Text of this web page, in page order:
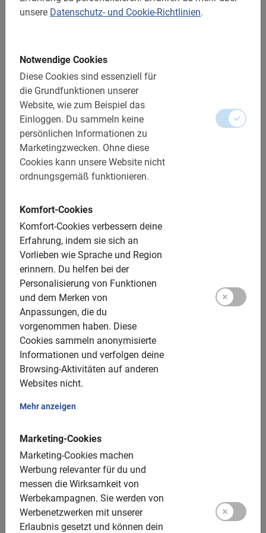
unsere Datenschutz- und Cookie-Richtlinien.
Notwendige Cookies
Diese Cookies sind essenziell für
die Grundfunktionen unserer
Website, wie zum Beispiel das
Einloggen. Du sammeln keine
persönlichen Informationen zu
Marketingzwecken. Ohne diese
Cookies kann unsere Website nicht
ordnungsgemäß funktionieren.
Komfort-Cookies
Komfort-Cookies verbessern deine
Erfahrung, indem sie sich an
Vorlieben wie Sprache und Region
erinnern. Du helfen bei der
Personalisierung von Funktionen
und dem Merken von
Anpassungen, die du
vorgenommen haben. Diese
Cookies sammeln anonymisierte
Informationen und verfolgen deine
Browsing-Aktivitäten auf anderen
Websites nicht.
Mehr anzeigen
Marketing-Cookies
Marketing-Cookies machen
Werbung relevanter für du und
messen die Wirksamkeit von
Werbekampagnen. Sie werden von
Werbenetzwerken mit unserer
Erlaubnis gesetzt und können dein
Sehr gut
Dies ist, was unsere Kunden lieben
Rom Highlights Fahrradtour
Eine sehr gute Fahrradtour, bei der man
viel von der Stadt sieht und viele
Informationen erhält.
Miranda Onderwater
29. Juli 2026
Lokaler Guides
Geführte Fahrradtour durch Rom
Kinderräder und Kindersitze verfügbar
Inkl. Kolosseum & Trevi Brunnen
Jetzt buchen, vor Ort bezahlen!
Besuchst du die italienische Hauptstadt? Mache eine
spannende Art und Weise erkunden.
Entdecke die schönsten Sehenswürdigkeiten innerhalb
weniger Stunden. Lasse dir die italienische Hauptstadt
von einem Guidezeigen und verpasse kein Highlight.
Erfahre alles über die faszinierende Geschichte und
Kultur der Metropole: